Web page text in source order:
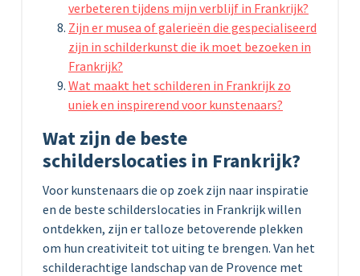
verbeteren tijdens mijn verblijf in Frankrijk?
Zijn er musea of galerieën die gespecialiseerd
zijn in schilderkunst die ik moet bezoeken in
Frankrijk?
Wat maakt het schilderen in Frankrijk zo
uniek en inspirerend voor kunstenaars?
Wat zijn de beste
schilderslocaties in Frankrijk?
Voor kunstenaars die op zoek zijn naar inspiratie
en de beste schilderslocaties in Frankrijk willen
ontdekken, zijn er talloze betoverende plekken
om hun creativiteit tot uiting te brengen. Van het
schilderachtige landschap van de Provence met